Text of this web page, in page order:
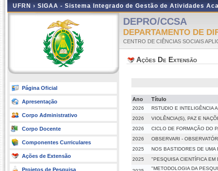
UFRN › SIGAA - Sistema Integrado de Gestão de Atividades
Página Oficial
Apresentação
Corpo Administrativo
Corpo Docente
Componentes Curriculares
Ações de Extensão
Projetos de Pesquisa
DEPRO/CCSA
DEPARTAMENTO DE
CENTRO DE CIÊNCIAS SOCIAIS
Ações De Extensão
Ano Título
2026
RSTUDIO E INTELIGÊNCIA
2026
VIOLÊNCIA(S), PAZ E
2026
CICLO DE FORMAÇÃO DO
2026
OBSERVARI -
2025
NOS BASTIDORES DE UMA
2025
"PESQUISA CIENTÍFICA
"METODOLOGIA DA